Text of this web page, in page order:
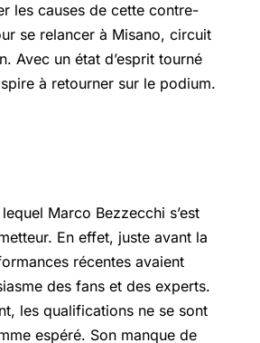
les causes de cette contre-
se relancer à Misano, circuit
Avec un état d’esprit tourné
à retourner sur le podium.
Marco Bezzecchi s’est
En effet, juste avant la
récentes avaient
des fans et des experts.
les qualifications ne se sont
espéré. Son manque de